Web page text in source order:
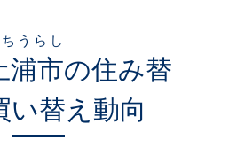
浦市
うらし
の住み替
い替え動向